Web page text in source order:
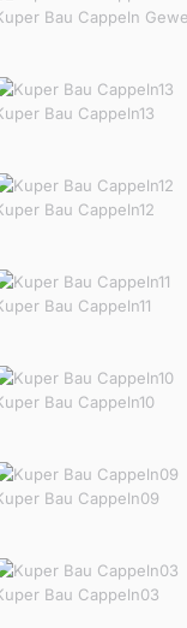
Bau Cappeln
Bau Cappeln13
Bau Cappeln12
Bau Cappeln11
Bau Cappeln10
Bau Cappeln09
Bau Cappeln03